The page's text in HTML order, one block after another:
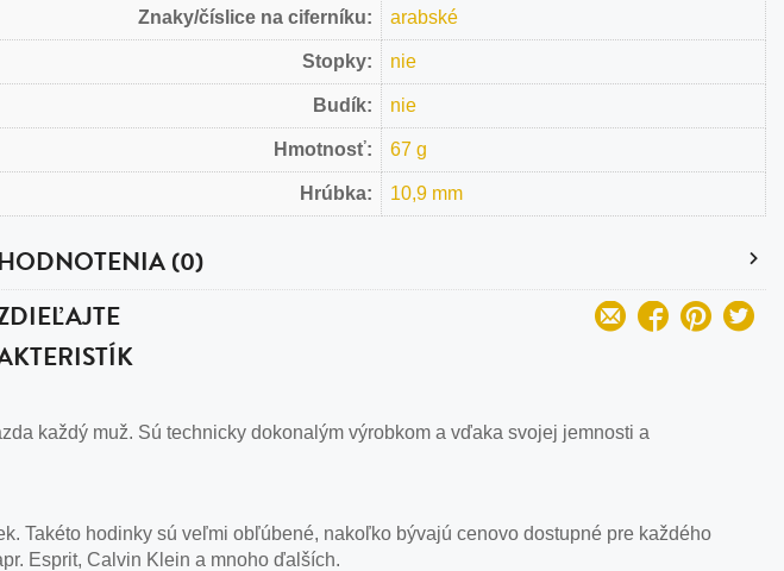
Znaky/číslice na ciferníku: arabské
Stopky: nie
Budík: nie
Hmotnosť: 67 g
Hrúbka: 10,9 mm
HODNOTENIA (0)
každý muž. Sú technicky dokonalým výrobkom a vďaka svojej jemnosti a
Takéto hodinky sú veľmi obľúbené, nakoľko bývajú cenovo dostupné pre každého
Esprit, Calvin Klein a mnoho ďalších.